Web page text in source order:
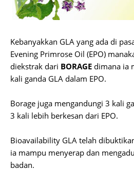
Kebanyakkan GLA yang ada di
Evening Primrose Oil (EPO)
diekstrak dari BORAGE dimana ia
kali ganda GLA dalam EPO.
Borage juga mengandungi 3 kali
3 kali lebih berkesan dari EPO.
Bioavailability GLA telah
ia mampu menyerap dan
badan.